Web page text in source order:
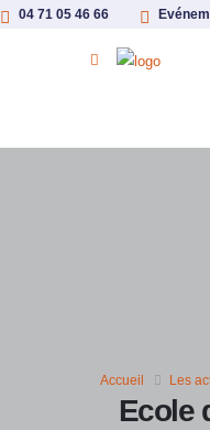
04 71 05 46 66
Ecole
Accueil Les